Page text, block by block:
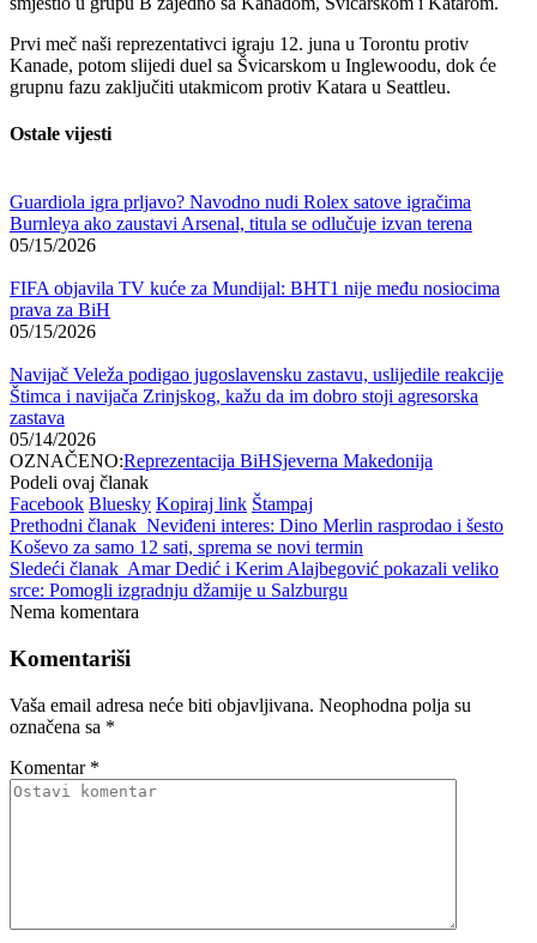
Prvi meč naši reprezentativci igraju 12. juna u Torontu protiv
Kanade, potom slijedi duel sa Švicarskom u Inglewoodu, dok će
grupnu fazu zaključiti utakmicom protiv Katara u Seattleu.
Ostale vijesti
Guardiola igra prljavo? Navodno nudi Rolex satove igračima
Burnleya ako zaustavi Arsenal, titula se odlučuje izvan terena
05/15/2026
FIFA objavila TV kuće za Mundijal: BHT1 nije među nosiocima
prava za BiH
05/15/2026
Navijač Veleža podigao jugoslavensku zastavu, uslijedile reakcije
Štimca i navijača Zrinjskog, kažu da im dobro stoji agresorska
zastava
05/14/2026
OZNAČENO:Reprezentacija BiHSjeverna Makedonija
Podeli ovaj članak
Facebook Bluesky Kopiraj link Štampaj
Prethodni članak Neviđeni interes: Dino Merlin rasprodao i šesto
Koševo za samo 12 sati, sprema se novi termin
Sledeći članak Amar Dedić i Kerim Alajbegović pokazali veliko
srce: Pomogli izgradnju džamije u Salzburgu
Nema komentara
Komentariši
Vaša email adresa neće biti objavljivana. Neophodna polja su
označena sa *
Komentar *